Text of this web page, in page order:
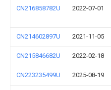
CN216858782U 2022-07-01
CN214602897U 2021-11-05
CN215846682U 2022-02-18
CN223235499U 2025-08-19